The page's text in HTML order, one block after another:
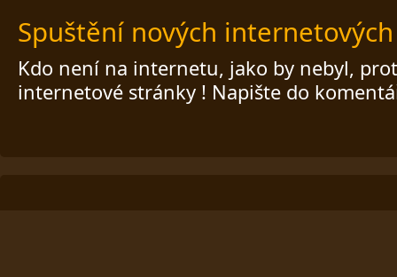
Spuštění nových
Kdo není na internetu, jako by nebyl,
internetové stránky ! Napište do